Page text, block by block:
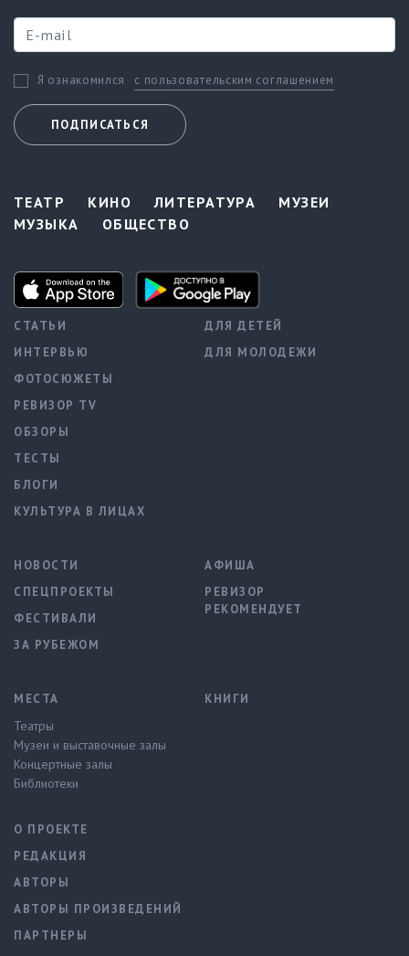
Я ознакомился с пользовательским соглашением
ПОДПИСАТЬСЯ
ТЕАТР КИНО ЛИТЕРАТУРА
МУЗЕИ
МУЗЫКА
ОБЩЕСТВО
СТАТЬИ
ИНТЕРВЬЮ
ФОТОСЮЖЕТЫ
РЕВИЗОР TV
ОБЗОРЫ
ТЕСТЫ
БЛОГИ
КУЛЬТУРА В ЛИЦАХ
ДЛЯ ДЕТЕЙ
ДЛЯ МОЛОДЕЖИ
НОВОСТИ
СПЕЦПРОЕКТЫ
ФЕСТИВАЛИ
ЗА РУБЕЖОМ
АФИША
РЕВИЗОР
РЕКОМЕНДУЕТ
МЕСТА
Театры
Музеи и выставочные залы
Концертные залы
Библиотеки
КНИГИ
О ПРОЕКТЕ
РЕДАКЦИЯ
АВТОРЫ
АВТОРЫ ПРОИЗВЕДЕНИЙ
ПАРТНЕРЫ